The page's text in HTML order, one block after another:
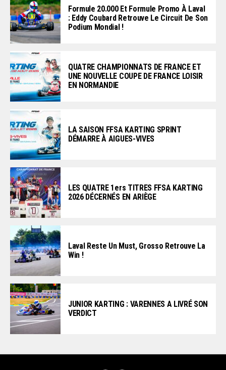
Formule 20.000 Et Formule Promo À Laval
: Eddy Coubard Retrouve Le Circuit De Son
Podium Mondial !
QUATRE CHAMPIONNATS DE FRANCE ET
UNE NOUVELLE COUPE DE FRANCE LOISIR
EN NORMANDIE
LA SAISON FFSA KARTING SPRINT
DÉMARRE À AIGUES-VIVES
LES QUATRE 1ers TITRES FFSA KARTING
2026 DÉCERNÉS EN ARIÈGE
Laval Reste Un Must, Grosso Retrouve La
Win !
JUNIOR KARTING : VARENNES A LIVRÉ SON
VERDICT